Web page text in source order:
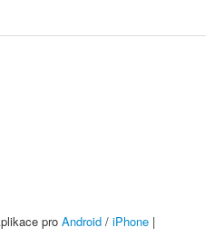
pro Android / iPhone |